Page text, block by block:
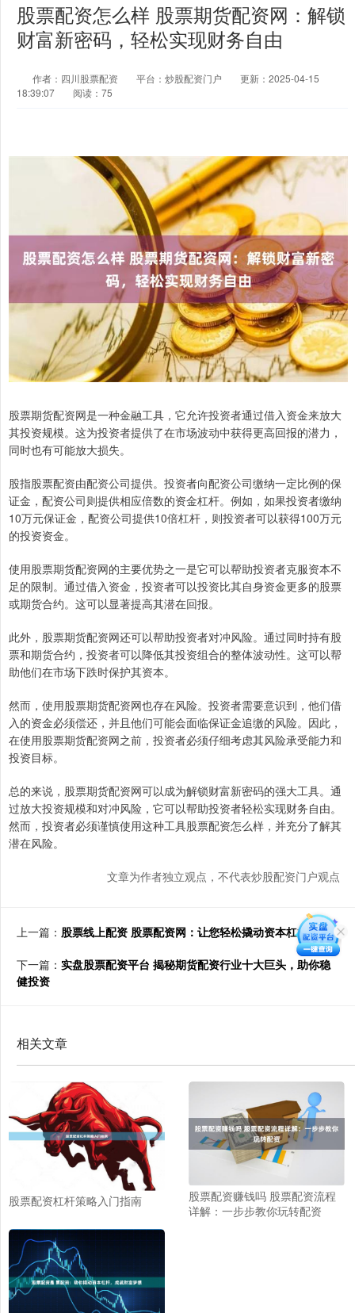
股票配资怎么样 股票期货配资网：解锁
财富新密码，轻松实现财务自由
作者：四川股票配资 平台：炒股配资门户
更新：2025-04-15
18:39:07
阅读：75
股票期货配资网是一种金融工具，它允许投资者通过借入资金来放大
其投资规模。这为投资者提供了在市场波动中获得更高回报的潜力，
同时也有可能放大损失。
股指股票配资由配资公司提供。投资者向配资公司缴纳一定比例的保
证金，配资公司则提供相应倍数的资金杠杆。例如，如果投资者缴纳
10万元保证金，配资公司提供10倍杠杆，则投资者可以获得100万元
的投资资金。
使用股票期货配资网的主要优势之一是它可以帮助投资者克服资本不
足的限制。通过借入资金，投资者可以投资比其自身资金更多的股票
或期货合约。这可以显著提高其潜在回报。
此外，股票期货配资网还可以帮助投资者对冲风险。通过同时持有股
票和期货合约，投资者可以降低其投资组合的整体波动性。这可以帮
助他们在市场下跌时保护其资本。
然而，使用股票期货配资网也存在风险。投资者需要意识到，他们借
入的资金必须偿还，并且他们可能会面临保证金追缴的风险。因此，
在使用股票期货配资网之前，投资者必须仔细考虑其风险承受能力和
投资目标。
总的来说，股票期货配资网可以成为解锁财富新密码的强大工具。通
过放大投资规模和对冲风险，它可以帮助投资者轻松实现财务自由。
然而，投资者必须谨慎使用这种工具股票配资怎么样，并充分了解其
潜在风险。
文章为作者独立观点，不代表炒股配资门户观点
上一篇： 股票线上配资 股票配资网：让您轻松撬动资本杠杆
下一篇： 实盘股票配资平台 揭秘期货配资行业十大巨头，助你稳
健投资
相关文章
股票配资杠杆策略入门指南
股票配资赚钱吗 股票配资流程
详解：一步步教你玩转配资